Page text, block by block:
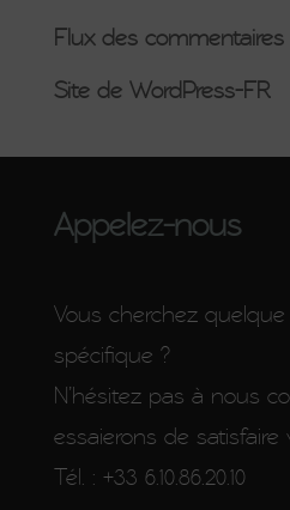
Flux des commentaires
Site de WordPress-FR
Appelez-nous
Vous cherchez
spécifique ?
N’hésitez pas à nous
essaierons de
Tél. : +33 6.10.86.20.10